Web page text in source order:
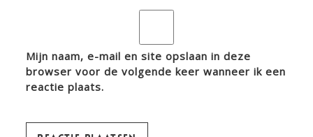
Mijn naam, e-mail en site opslaan in deze
browser voor de volgende keer wanneer ik een
reactie plaats.